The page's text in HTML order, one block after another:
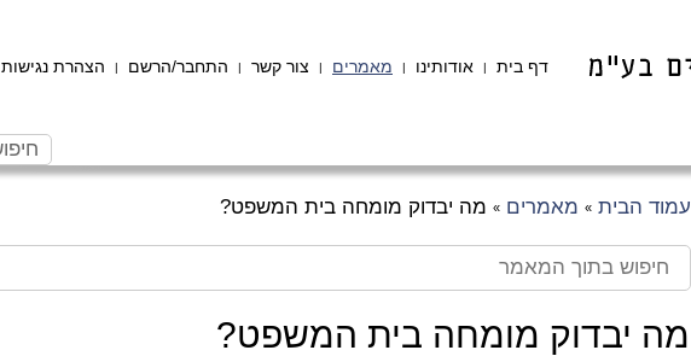
דף בית | אודותינו | מאמרים | צור קשר | התחבר/הרשם | הצהרת נגישות
עמוד הבית » מאמרים » מה יבדוק מומחה בית המשפט?
מה יבדוק מומחה בית המשפט?